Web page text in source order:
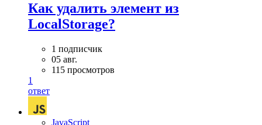
Как удалить элемент из
LocalStorage?
1 подписчик
05 авг.
115 просмотров
1
ответ
JavaScript